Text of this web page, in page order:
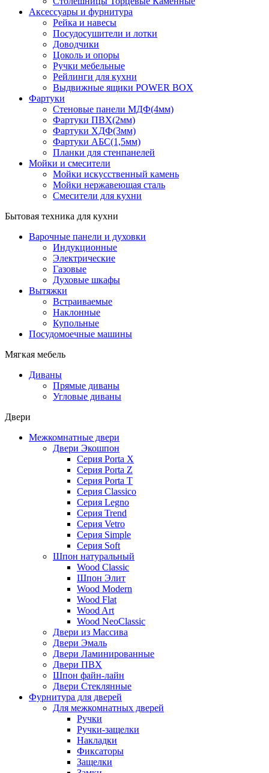
Аксессуары и фурнитура
Рейка и навесы
Посудосушители и лотки
Доводчики
Цоколь и опоры
Ручки мебельные
Рейлинги для кухни
Выдвижные ящики POWER BOX
Фартуки
Стеновые панели МДФ(4мм)
Фартуки ПВХ(2мм)
Фартуки ХДФ(3мм)
Фартуки АБС(1,5мм)
Планки для стенпанелей
Мойки и смесители
Мойки искусственный камень
Мойки нержавеющая сталь
Смесители для кухни
Бытовая техника для кухни
Варочные панели и духовки
Индукционные
Электрические
Газовые
Духовые шкафы
Вытяжки
Встраиваемые
Наклонные
Купольные
Посудомоечные машины
Мягкая мебель
Диваны
Прямые диваны
Угловые диваны
Двери
Межкомнатные двери
Двери Экошпон
Серия Porta X
Серия Porta Z
Серия Porta T
Серия Classico
Серия Legno
Серия Trend
Серия Vetro
Серия Simple
Серия Soft
Шпон натуральный
Wood Classic
Шпон Элит
Wood Modern
Wood Flat
Wood Art
Wood NeoClassic
Двери из Массива
Двери Эмаль
Двери Ламинированные
Двери ПВХ
Шпон файн-лайн
Двери Стеклянные
Фурнитура для дверей
Для межкомнатных дверей
Ручки
Ручки-защелки
Накладки
Фиксаторы
Защелки